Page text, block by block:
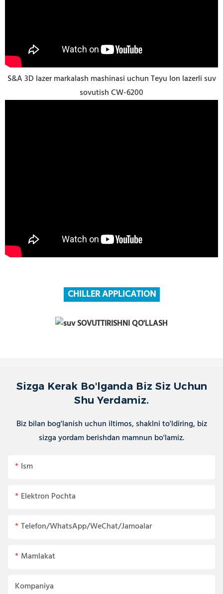
S&A 3D lazer markalash mashinasi uchun Teyu Ion lazerli suv
sovutish CW-6200
CHILLER APPLICATION
Sizga Kerak Bo'lganda Biz Siz Uchun
Shu Yerdamiz.
Biz bilan bog'lanish uchun iltimos, shaklni to'ldiring, biz
sizga yordam berishdan mamnun bo'lamiz.
Ism
Elektron Pochta
Telefon/WhatsApp/WeChat/Jamoalar
Mamlakat
Kompaniya